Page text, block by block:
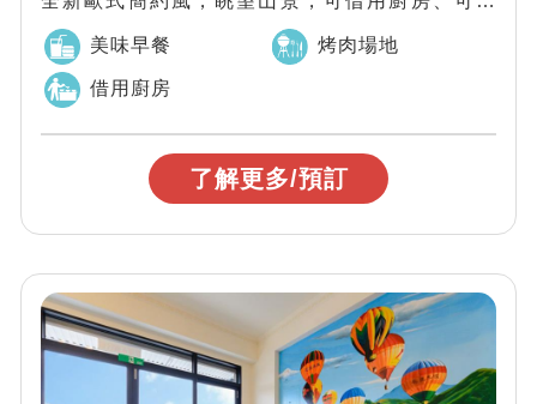
肉、適合親子家庭包棟，近市區、東大...
美味早餐 烤肉場地
借用廚房
了解更多/預訂